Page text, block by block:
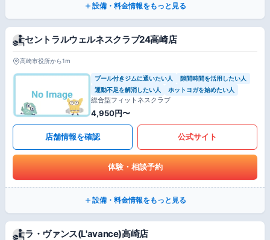
設備・料金情報をもっと見る
セントラルウェルネスクラブ24高崎店
高崎市役所から1m
プール付きジムに通いたい人
隙間時間を活用したい人
運動不足を解消したい人
ホットヨガを始めたい人
総合型フィットネスクラブ
4,950円〜
店舗情報を確認 公式サイト
体験・相談予約
設備・料金情報をもっと見る
ラ・ヴァンス(L'avance)高崎店